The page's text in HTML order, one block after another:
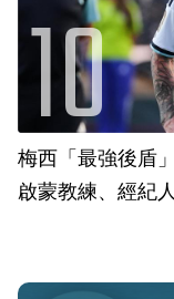
梅西「最強後盾
啟蒙教練、經紀人